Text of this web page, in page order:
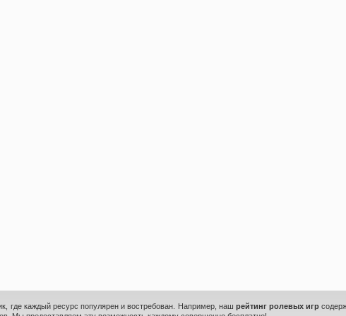
где каждый ресурс популярен и востребован. Например, наш рейтинг ролевых игр